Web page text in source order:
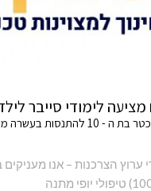
לימודי סייבר
בעשרה מיפגשים.